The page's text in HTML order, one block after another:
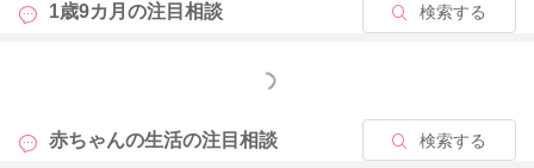
1歳9カ月の注目相談 検索する
もっと見る
赤ちゃんの生活の注目相談 検索する